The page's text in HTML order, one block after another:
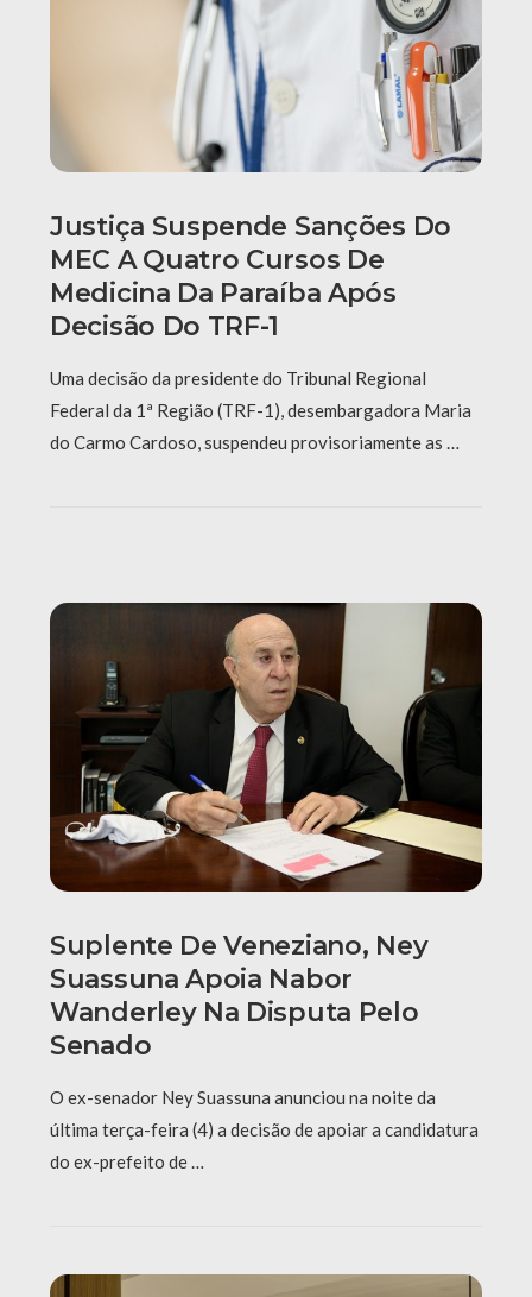
Justiça Suspende Sanções Do
MEC A Quatro Cursos De
Medicina Da Paraíba Após
Decisão Do TRF-1
Uma decisão da presidente do Tribunal Regional
Federal da 1ª Região (TRF-1), desembargadora Maria
do Carmo Cardoso, suspendeu provisoriamente as …
Suplente De Veneziano, Ney
Suassuna Apoia Nabor
Wanderley Na Disputa Pelo
Senado
O ex-senador Ney Suassuna anunciou na noite da
última terça-feira (4) a decisão de apoiar a candidatura
do ex-prefeito de …